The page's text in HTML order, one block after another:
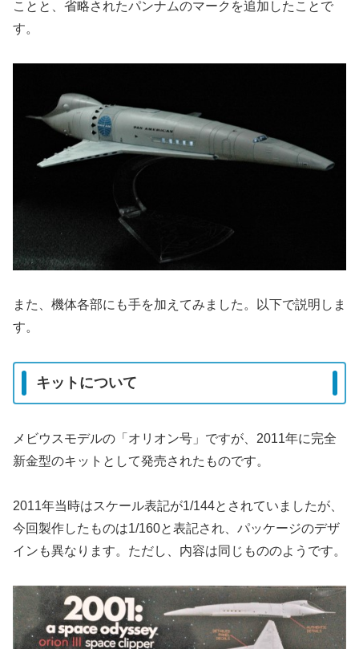
ことと、省略されたパンナムのマークを追加したことで
す。
また、機体各部にも手を加えてみました。以下で説明しま
す。
キットについて
メビウスモデルの「オリオン号」ですが、2011年に完全
新金型のキットとして発売されたものです。
2011年当時はスケール表記が1/144とされていましたが、
今回製作したものは1/160と表記され、パッケージのデザ
インも異なります。ただし、内容は同じもののようです。